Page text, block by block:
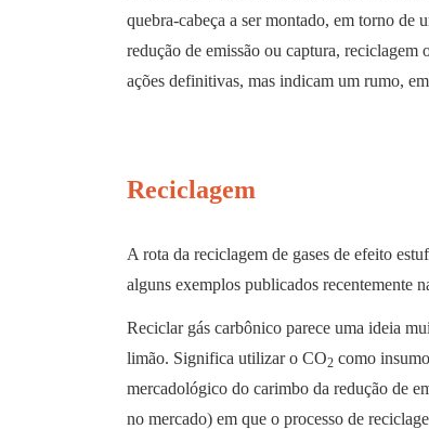
quebra-cabeça a ser montado, em torno de
redução de emissão ou captura, reciclagem
ações definitivas, mas indicam um rumo,
Reciclagem
A rota da reciclagem de gases de efeito
alguns exemplos publicados recentemente
Reciclar gás carbônico parece uma ideia
limão. Significa utilizar o CO2 como
mercadológico do carimbo da redução de
no mercado) em que o processo de